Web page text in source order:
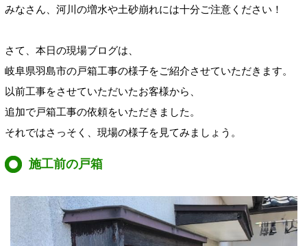
みなさん、河川の増水や土砂崩れには十分ご注意ください！
さて、本日の現場ブログは、
岐阜県羽島市の戸箱工事の様子をご紹介させていただきます。
以前工事をさせていただいたお客様から、
追加で戸箱工事の依頼をいただきました。
それではさっそく、現場の様子を見てみましょう。
施工前の戸箱